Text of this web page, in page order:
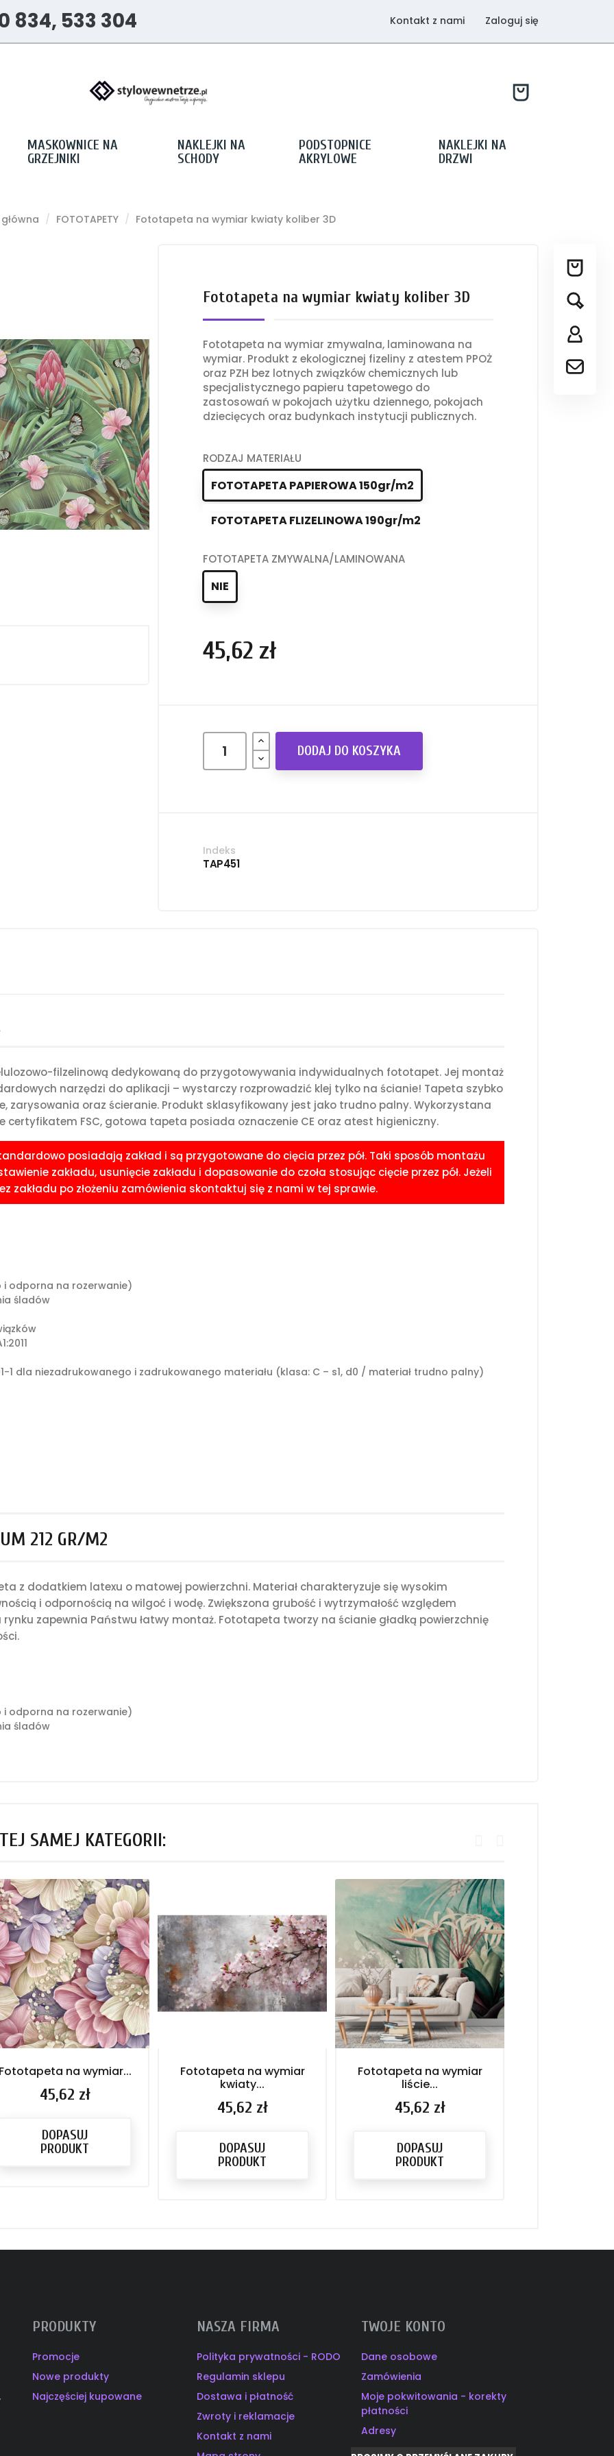
834, 533 304 Kontakt z nami Zaloguj się
MASKOWNICE NA
GRZEJNIKI
NAKLEJKI NA
SCHODY
PODSTOPNICE
AKRYLOWE
NAKLEJKI NA
DRZWI
FOTOTAPETY Fototapeta na wymiar kwiaty koliber 3D
Fototapeta na wymiar kwiaty koliber 3D
Fototapeta na wymiar zmywalna, laminowana na
wymiar. Produkt z ekologicznej fizeliny z atestem PPOŻ
oraz PZH bez lotnych związków chemicznych lub
specjalistycznego papieru tapetowego do
zastosowań w pokojach użytku dziennego, pokojach
dziecięcych oraz budynkach instytucji publicznych.
RODZAJ MATERIAŁU
FOTOTAPETA PAPIEROWA 150gr/m2
FOTOTAPETA FLIZELINOWA 190gr/m2
FOTOTAPETA ZMYWALNA/LAMINOWANA
NIE
45,62 zł
DODAJ DO KOSZYKA
Indeks
TAP451
filzelinową dedykowaną do przygotowywania indywidualnych fototapet. Jej montaż
narzędzi do aplikacji – wystarczy rozprowadzić klej tylko na ścianie! Tapeta szybko
zarysowania oraz ścieranie. Produkt sklasyfikowany jest jako trudno palny. Wykorzystana
FSC, gotowa tapeta posiada oznaczenie CE oraz atest higieniczny.
posiadają zakład i są przygotowane do cięcia przez pół. Taki sposób montażu
zakładu, usunięcie zakładu i dopasowanie do czoła stosując cięcie przez pół. Jeżeli
po złożeniu zamówienia skontaktuj się z nami w tej sprawie.
odporna na rozerwanie)
śladów
1 dla niezadrukowanego i zadrukowanego materiału (klasa: C – s1, d0 / materiał trudno palny)
212 GR/M2
z dodatkiem latexu o matowej powierzchni. Materiał charakteryzuje się wysokim
i odpornością na wilgoć i wodę. Zwiększona grubość i wytrzymałość względem
zapewnia Państwu łatwy montaż. Fototapeta tworzy na ścianie gładką powierzchnię
odporna na rozerwanie)
śladów
SAMEJ KATEGORII:
Fototapeta na wymiar...
Cena
45,62 zł
DOPASUJ
PRODUKT
Fototapeta na wymiar
kwiaty...
Cena
45,62 zł
DOPASUJ
PRODUKT
Fototapeta na wymiar
liście...
Cena
45,62 zł
DOPASUJ
PRODUKT
PRODUKTY
Promocje
Nowe produkty
Najczęściej kupowane
NASZA FIRMA
Polityka prywatności - RODO
Regulamin sklepu
Dostawa i płatność
Zwroty i reklamacje
Kontakt z nami
TWOJE KONTO
Dane osobowe
Zamówienia
Moje pokwitowania - korekty
płatności
Adresy